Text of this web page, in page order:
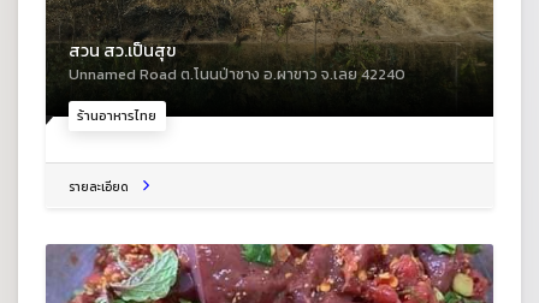
ร้านอาหารไทย
สวน สว.เป็นสุข
Unnamed Road ต.โนนป่าซาง อ.ผาขาว จ.เลย 42240
รายละเอียด